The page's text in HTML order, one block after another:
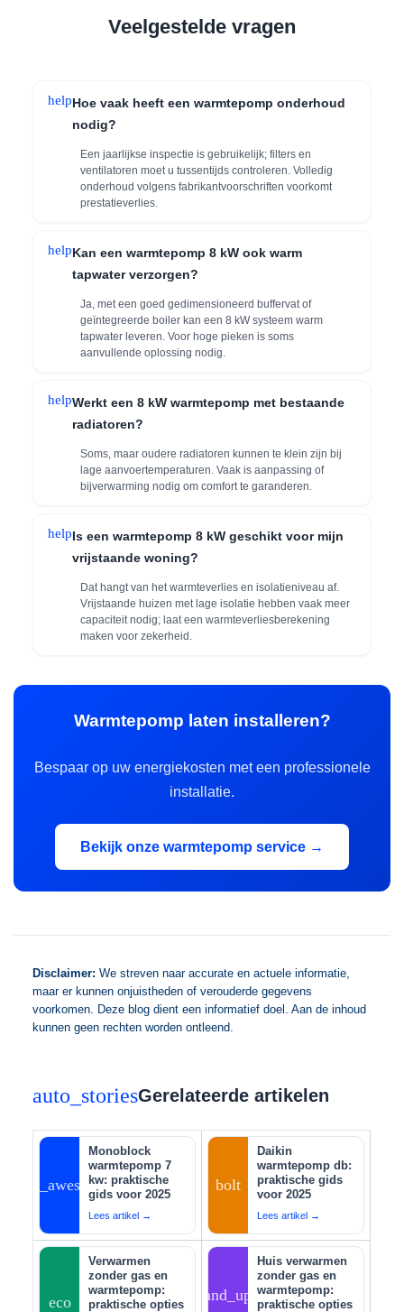
Veelgestelde vragen
helpHoe vaak heeft een warmtepomp onderhoud
nodig?
Een jaarlijkse inspectie is gebruikelijk; filters en
ventilatoren moet u tussentijds controleren. Volledig
onderhoud volgens fabrikantvoorschriften voorkomt
prestatieverlies.
helpKan een warmtepomp 8 kW ook warm
tapwater verzorgen?
Ja, met een goed gedimensioneerd buffervat of
geïntegreerde boiler kan een 8 kW systeem warm
tapwater leveren. Voor hoge pieken is soms
aanvullende oplossing nodig.
helpWerkt een 8 kW warmtepomp met bestaande
radiatoren?
Soms, maar oudere radiatoren kunnen te klein zijn bij
lage aanvoertemperaturen. Vaak is aanpassing of
bijverwarming nodig om comfort te garanderen.
helpIs een warmtepomp 8 kW geschikt voor mijn
vrijstaande woning?
Dat hangt van het warmteverlies en isolatieniveau af.
Vrijstaande huizen met lage isolatie hebben vaak meer
capaciteit nodig; laat een warmteverliesberekening
maken voor zekerheid.
Warmtepomp laten installeren?
Bespaar op uw energiekosten met een professionele
installatie.
Bekijk onze warmtepomp service →
Disclaimer: We streven naar accurate en actuele informatie,
maar er kunnen onjuistheden of verouderde gegevens
voorkomen. Deze blog dient een informatief doel. Aan de inhoud
kunnen geen rechten worden ontleend.
auto_storiesGerelateerde artikelen
auto_awesome
Monoblock
warmtepomp 7
kw: praktische
gids voor 2025
Lees artikel →
bolt
Daikin
warmtepomp db:
praktische gids
voor 2025
Lees artikel →
eco
Verwarmen
zonder gas en
warmtepomp:
praktische optiestips_and_updates
Huis verwarmen
zonder gas en
warmtepomp:
praktische opties